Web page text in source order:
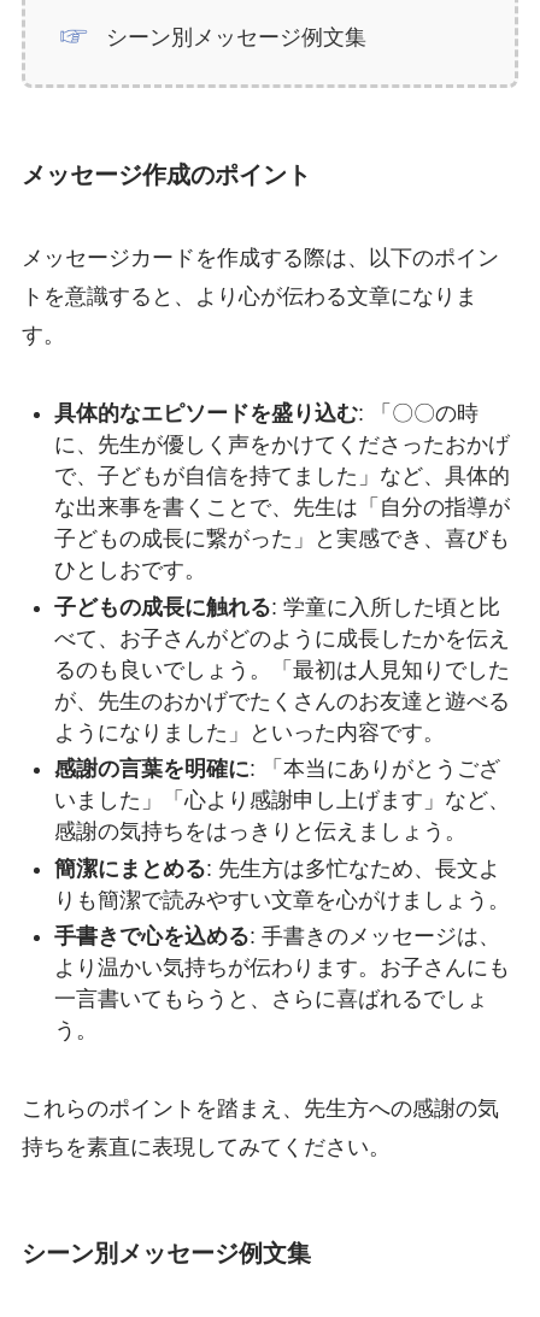
シーン別メッセージ例文集
メッセージ作成のポイント
メッセージカードを作成する際は、以下のポイン
トを意識すると、より心が伝わる文章になりま
す。
具体的なエピソードを盛り込む: 「〇〇の時
に、先生が優しく声をかけてくださったおかげ
で、子どもが自信を持てました」など、具体的
な出来事を書くことで、先生は「自分の指導が
子どもの成長に繋がった」と実感でき、喜びも
ひとしおです。
子どもの成長に触れる: 学童に入所した頃と比
べて、お子さんがどのように成長したかを伝え
るのも良いでしょう。「最初は人見知りでした
が、先生のおかげでたくさんのお友達と遊べる
ようになりました」といった内容です。
感謝の言葉を明確に: 「本当にありがとうござ
いました」「心より感謝申し上げます」など、
感謝の気持ちをはっきりと伝えましょう。
簡潔にまとめる: 先生方は多忙なため、長文よ
りも簡潔で読みやすい文章を心がけましょう。
手書きで心を込める: 手書きのメッセージは、
より温かい気持ちが伝わります。お子さんにも
一言書いてもらうと、さらに喜ばれるでしょ
う。
これらのポイントを踏まえ、先生方への感謝の気
持ちを素直に表現してみてください。
シーン別メッセージ例文集